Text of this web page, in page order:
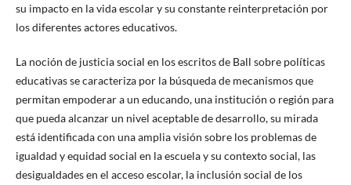
su impacto en la vida escolar y su constante reinterpretación por
los diferentes actores educativos.
La noción de justicia social en los escritos de Ball sobre políticas
educativas se caracteriza por la búsqueda de mecanismos que
permitan empoderar a un educando, una institución o región para
que pueda alcanzar un nivel aceptable de desarrollo, su mirada
está identificada con una amplia visión sobre los problemas de
igualdad y equidad social en la escuela y su contexto social, las
desigualdades en el acceso escolar, la inclusión social de los